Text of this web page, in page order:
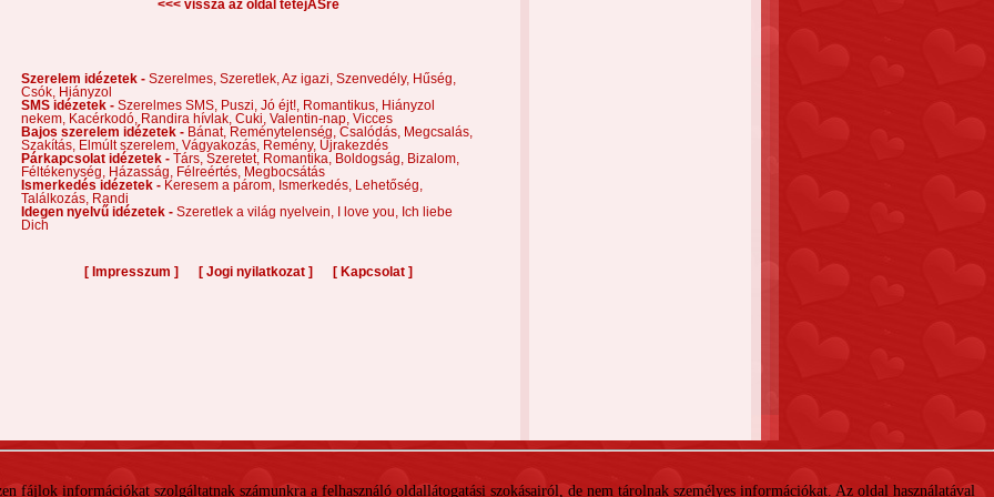
<<< vissza az oldal tetejĂŠre
Szerelem idézetek - Szerelmes, Szeretlek, Az igazi, Szenvedély, Hűség,
Csók,
Hiányzol
SMS idézetek - Szerelmes SMS, Puszi, Jó éjt!, Romantikus,
Hiányzol
nekem,
Kacérkodó, Randira hívlak, Cuki, Valentin-nap, Vicces
Bajos szerelem idézetek - Bánat, Reménytelenség, Csalódás,
Megcsalás,
Szakítás,
Elmúlt szerelem, Vágyakozás, Remény, Újrakezdés
Párkapcsolat idézetek - Társ, Szeretet, Romantika, Boldogság,
Bizalom,
Féltékenység,
Házasság, Félreértés,
Megbocsátás
Ismerkedés idézetek - Keresem a párom, Ismerkedés,
Lehetőség,
Találkozás,
Randi
Idegen nyelvű idézetek - Szeretlek a világ nyelvein, I love you,
Ich liebe
Dich
[ Impresszum ] [ Jogi nyilatkozat ] [ Kapcsolat ]
fájlok információkat szolgáltatnak számunkra a felhasználó oldallátogatási szokásairól, de nem tárolnak személyes információkat. Az oldal használatával